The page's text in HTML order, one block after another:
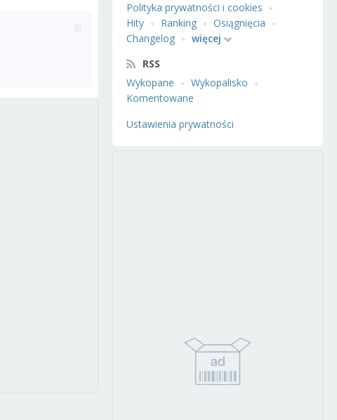
Polityka prywatności i cookies
Hity
Ranking
Osiągnięcia
Changelog
więcej
RSS
Wykopane
Wykopalisko
Komentowane
Ustawienia prywatności